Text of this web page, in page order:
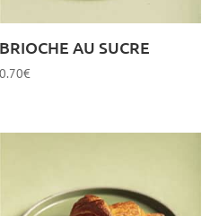
BRIOCHE AU SUCRE
0.70€